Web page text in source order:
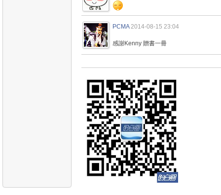
PCMA 2014-08-15 23:04
感謝Kenny 贈書一冊